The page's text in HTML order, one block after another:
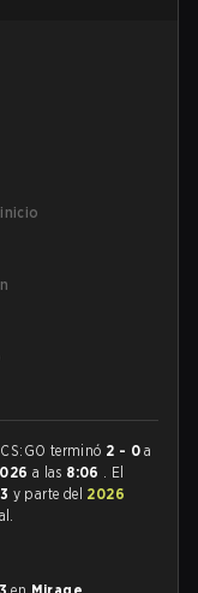
terminó 2 - 0 a
a las 8:06 . El
y parte del 2026